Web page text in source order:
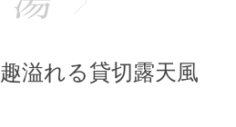
溢れる貸切露天風